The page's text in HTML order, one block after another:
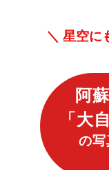
＼ 星空に
阿
「大
の